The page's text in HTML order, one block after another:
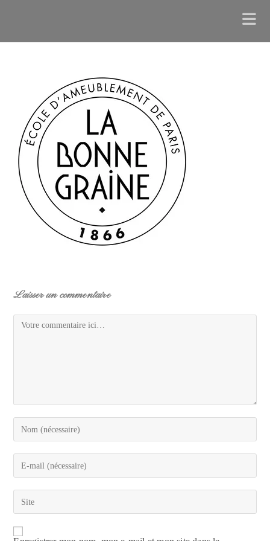
Laisser un commentaire